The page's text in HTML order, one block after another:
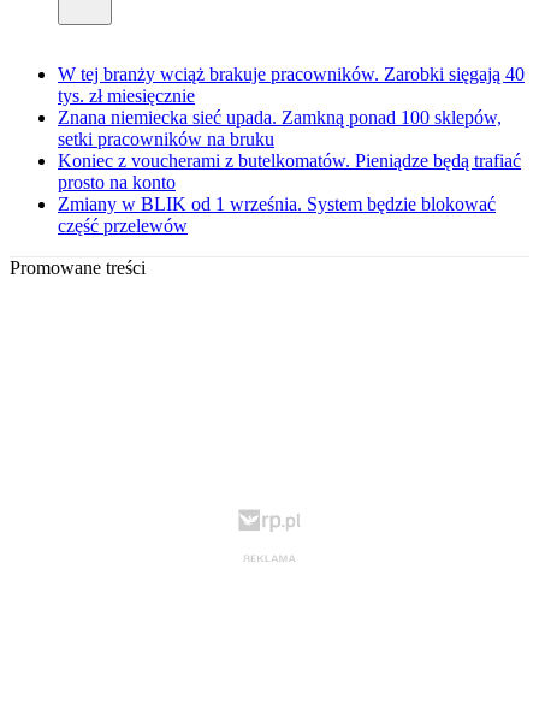
W tej branży wciąż brakuje pracowników. Zarobki sięgają 40
tys. zł miesięcznie
Znana niemiecka sieć upada. Zamkną ponad 100 sklepów,
setki pracowników na bruku
Koniec z voucherami z butelkomatów. Pieniądze będą trafiać
prosto na konto
Zmiany w BLIK od 1 września. System będzie blokować
część przelewów
Promowane treści